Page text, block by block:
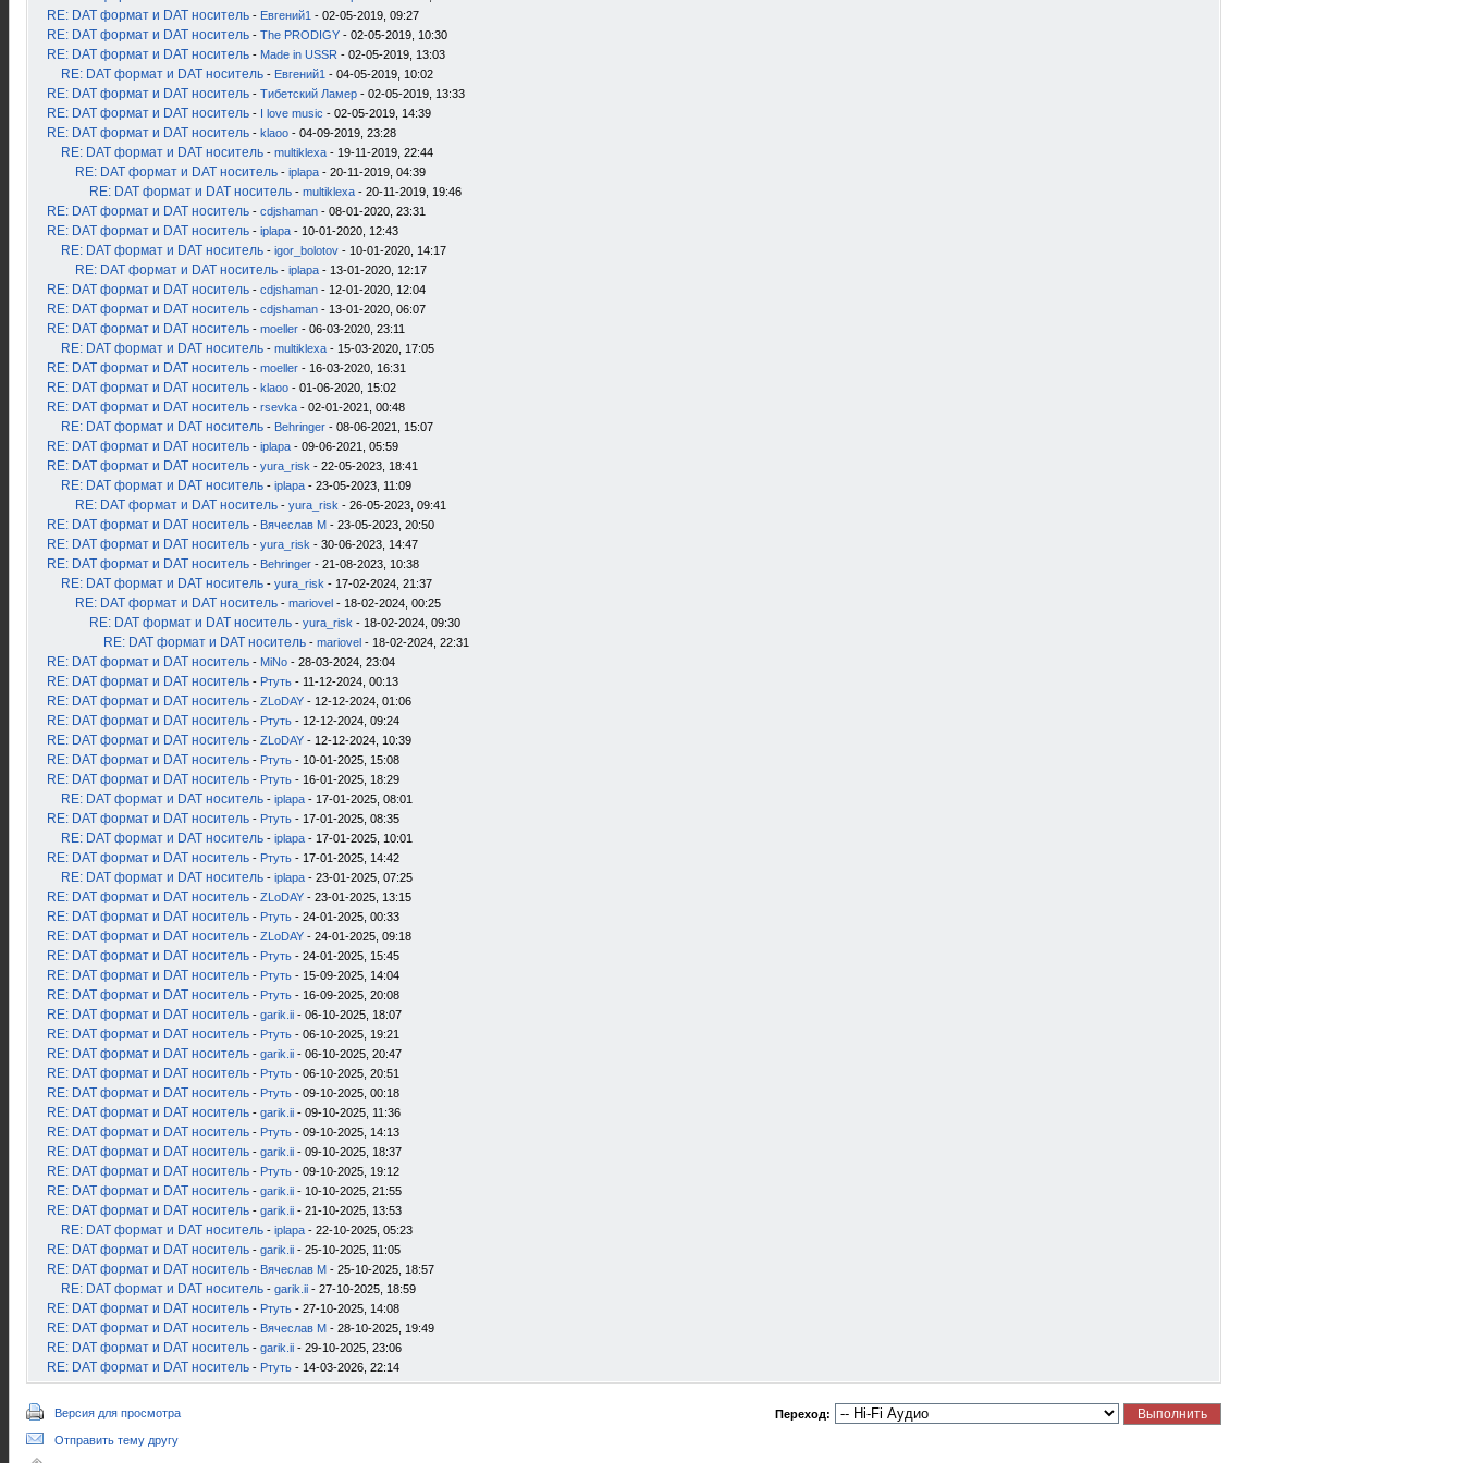
RE: DAT формат и DAT носитель - Евгений1 - 02-05-2019, 09:27
RE: DAT формат и DAT носитель - The PRODIGY - 02-05-2019, 10:30
RE: DAT формат и DAT носитель - Made in USSR - 02-05-2019, 13:03
RE: DAT формат и DAT носитель - Евгений1 - 04-05-2019, 10:02
RE: DAT формат и DAT носитель - Тибетский Ламер - 02-05-2019, 13:33
RE: DAT формат и DAT носитель - I love music - 02-05-2019, 14:39
RE: DAT формат и DAT носитель - klaoo - 04-09-2019, 23:28
RE: DAT формат и DAT носитель - multiklexa - 19-11-2019, 22:44
RE: DAT формат и DAT носитель - iplapa - 20-11-2019, 04:39
RE: DAT формат и DAT носитель - multiklexa - 20-11-2019, 19:46
RE: DAT формат и DAT носитель - cdjshaman - 08-01-2020, 23:31
RE: DAT формат и DAT носитель - iplapa - 10-01-2020, 12:43
RE: DAT формат и DAT носитель - igor_bolotov - 10-01-2020, 14:17
RE: DAT формат и DAT носитель - iplapa - 13-01-2020, 12:17
RE: DAT формат и DAT носитель - cdjshaman - 12-01-2020, 12:04
RE: DAT формат и DAT носитель - cdjshaman - 13-01-2020, 06:07
RE: DAT формат и DAT носитель - moeller - 06-03-2020, 23:11
RE: DAT формат и DAT носитель - multiklexa - 15-03-2020, 17:05
RE: DAT формат и DAT носитель - moeller - 16-03-2020, 16:31
RE: DAT формат и DAT носитель - klaoo - 01-06-2020, 15:02
RE: DAT формат и DAT носитель - rsevka - 02-01-2021, 00:48
RE: DAT формат и DAT носитель - Behringer - 08-06-2021, 15:07
RE: DAT формат и DAT носитель - iplapa - 09-06-2021, 05:59
RE: DAT формат и DAT носитель - yura_risk - 22-05-2023, 18:41
RE: DAT формат и DAT носитель - iplapa - 23-05-2023, 11:09
RE: DAT формат и DAT носитель - yura_risk - 26-05-2023, 09:41
RE: DAT формат и DAT носитель - Вячеслав М - 23-05-2023, 20:50
RE: DAT формат и DAT носитель - yura_risk - 30-06-2023, 14:47
RE: DAT формат и DAT носитель - Behringer - 21-08-2023, 10:38
RE: DAT формат и DAT носитель - yura_risk - 17-02-2024, 21:37
RE: DAT формат и DAT носитель - mariovel - 18-02-2024, 00:25
RE: DAT формат и DAT носитель - yura_risk - 18-02-2024, 09:30
RE: DAT формат и DAT носитель - mariovel - 18-02-2024, 22:31
RE: DAT формат и DAT носитель - MiNo - 28-03-2024, 23:04
RE: DAT формат и DAT носитель - Ртуть - 11-12-2024, 00:13
RE: DAT формат и DAT носитель - ZLoDAY - 12-12-2024, 01:06
RE: DAT формат и DAT носитель - Ртуть - 12-12-2024, 09:24
RE: DAT формат и DAT носитель - ZLoDAY - 12-12-2024, 10:39
RE: DAT формат и DAT носитель - Ртуть - 10-01-2025, 15:08
RE: DAT формат и DAT носитель - Ртуть - 16-01-2025, 18:29
RE: DAT формат и DAT носитель - iplapa - 17-01-2025, 08:01
RE: DAT формат и DAT носитель - Ртуть - 17-01-2025, 08:35
RE: DAT формат и DAT носитель - iplapa - 17-01-2025, 10:01
RE: DAT формат и DAT носитель - Ртуть - 17-01-2025, 14:42
RE: DAT формат и DAT носитель - iplapa - 23-01-2025, 07:25
RE: DAT формат и DAT носитель - ZLoDAY - 23-01-2025, 13:15
RE: DAT формат и DAT носитель - Ртуть - 24-01-2025, 00:33
RE: DAT формат и DAT носитель - ZLoDAY - 24-01-2025, 09:18
RE: DAT формат и DAT носитель - Ртуть - 24-01-2025, 15:45
RE: DAT формат и DAT носитель - Ртуть - 15-09-2025, 14:04
RE: DAT формат и DAT носитель - Ртуть - 16-09-2025, 20:08
RE: DAT формат и DAT носитель - garik.ii - 06-10-2025, 18:07
RE: DAT формат и DAT носитель - Ртуть - 06-10-2025, 19:21
RE: DAT формат и DAT носитель - garik.ii - 06-10-2025, 20:47
RE: DAT формат и DAT носитель - Ртуть - 06-10-2025, 20:51
RE: DAT формат и DAT носитель - Ртуть - 09-10-2025, 00:18
RE: DAT формат и DAT носитель - garik.ii - 09-10-2025, 11:36
RE: DAT формат и DAT носитель - Ртуть - 09-10-2025, 14:13
RE: DAT формат и DAT носитель - garik.ii - 09-10-2025, 18:37
RE: DAT формат и DAT носитель - Ртуть - 09-10-2025, 19:12
RE: DAT формат и DAT носитель - garik.ii - 10-10-2025, 21:55
RE: DAT формат и DAT носитель - garik.ii - 21-10-2025, 13:53
RE: DAT формат и DAT носитель - iplapa - 22-10-2025, 05:23
RE: DAT формат и DAT носитель - garik.ii - 25-10-2025, 11:05
RE: DAT формат и DAT носитель - Вячеслав М - 25-10-2025, 18:57
RE: DAT формат и DAT носитель - garik.ii - 27-10-2025, 18:59
RE: DAT формат и DAT носитель - Ртуть - 27-10-2025, 14:08
RE: DAT формат и DAT носитель - Вячеслав М - 28-10-2025, 19:49
RE: DAT формат и DAT носитель - garik.ii - 29-10-2025, 23:06
RE: DAT формат и DAT носитель - Ртуть - 14-03-2026, 22:14
Версия для просмотра
Отправить тему другу
Переход: